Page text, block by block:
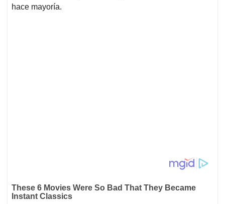
hace mayoría.